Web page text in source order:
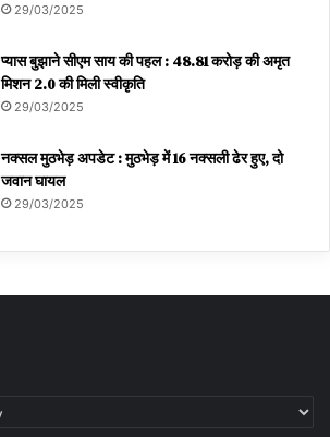
29/03/2025
प्यास बुझाने सीएम साय की पहल : 48.81 करोड़ की अमृत
मिशन 2.0 की मिली स्वीकृति
29/03/2025
नक्सल मुठभेड़ अपडेट : मुठभेड़ में 16 नक्सली ढेर हुए, दो
जवान घायल
29/03/2025